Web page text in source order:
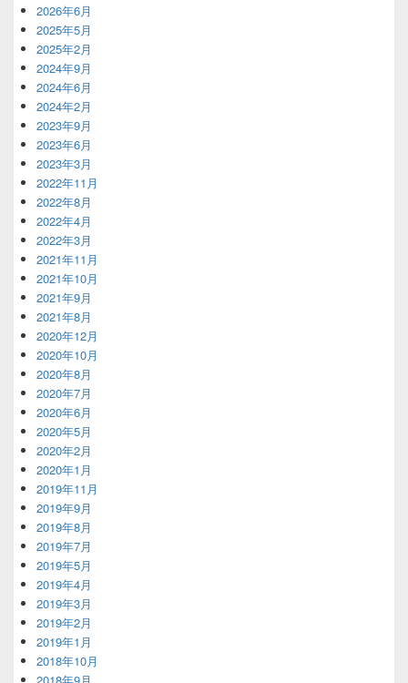
2026年6月
2025年5月
2025年2月
2024年9月
2024年6月
2024年2月
2023年9月
2023年6月
2023年3月
2022年11月
2022年8月
2022年4月
2022年3月
2021年11月
2021年10月
2021年9月
2021年8月
2020年12月
2020年10月
2020年8月
2020年7月
2020年6月
2020年5月
2020年2月
2020年1月
2019年11月
2019年9月
2019年8月
2019年7月
2019年5月
2019年4月
2019年3月
2019年2月
2019年1月
2018年10月
2018年9月